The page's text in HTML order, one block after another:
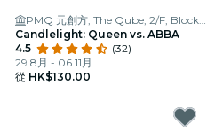
PMQ 元創方, The Qube, 2/F, Block A
Candlelight: Queen vs. ABBA
4.5
(32)
29 8月 - 06 11月
從 HK$130.00